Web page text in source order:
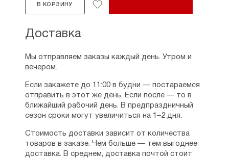
В КОРЗИНУ
Доставка
Мы отправляем заказы каждый день. Утром и
вечером.
Если закажете до 11:00 в будни — постараемся
отправить в этот же день. Если после — то в
ближайший рабочий день. В предпраздничный
сезон сроки могут увеличиться на 1–2 дня.
Стоимость доставки зависит от количества
товаров в заказе. Чем больше — тем выгоднее
доставка. В среднем, доставка почтой стоит